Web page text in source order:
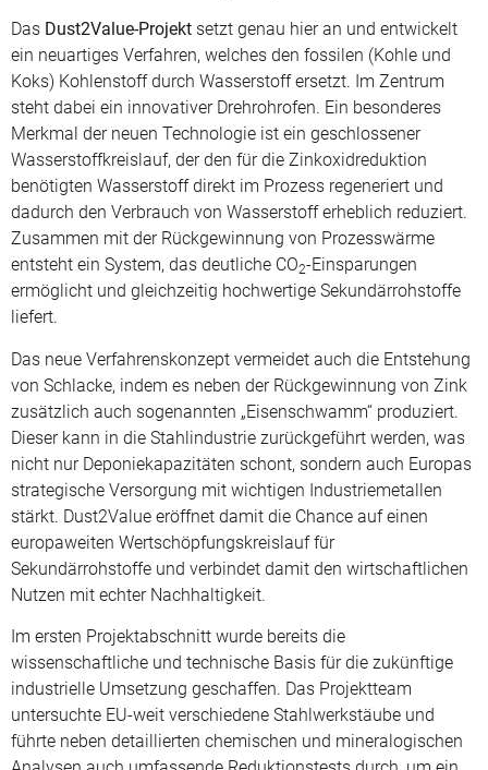
Das Dust2Value-Projekt setzt genau hier an und entwickelt
ein neuartiges Verfahren, welches den fossilen (Kohle und
Koks) Kohlenstoff durch Wasserstoff ersetzt. Im Zentrum
steht dabei ein innovativer Drehrohrofen. Ein besonderes
Merkmal der neuen Technologie ist ein geschlossener
Wasserstoffkreislauf, der den für die Zinkoxidreduktion
benötigten Wasserstoff direkt im Prozess regeneriert und
dadurch den Verbrauch von Wasserstoff erheblich reduziert.
Zusammen mit der Rückgewinnung von Prozesswärme
entsteht ein System, das deutliche CO2-Einsparungen
ermöglicht und gleichzeitig hochwertige Sekundärrohstoffe
liefert.
Das neue Verfahrenskonzept vermeidet auch die Entstehung
von Schlacke, indem es neben der Rückgewinnung von Zink
zusätzlich auch sogenannten „Eisenschwamm“ produziert.
Dieser kann in die Stahlindustrie zurückgeführt werden, was
nicht nur Deponiekapazitäten schont, sondern auch Europas
strategische Versorgung mit wichtigen Industriemetallen
stärkt. Dust2Value eröffnet damit die Chance auf einen
europaweiten Wertschöpfungskreislauf für
Sekundärrohstoffe und verbindet damit den wirtschaftlichen
Nutzen mit echter Nachhaltigkeit.
Im ersten Projektabschnitt wurde bereits die
wissenschaftliche und technische Basis für die zukünftige
industrielle Umsetzung geschaffen. Das Projektteam
untersuchte EU-weit verschiedene Stahlwerkstäube und
führte neben detaillierten chemischen und mineralogischen